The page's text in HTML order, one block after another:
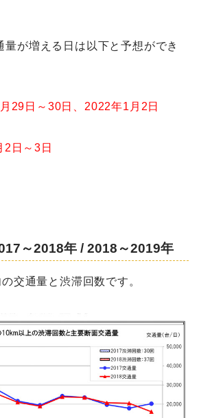
量が増える日は以下と予想ができ
29日～30日、2022年1月2日
日～3日
～2018年 / 2018～2019年
交通量と渋滞回数です。